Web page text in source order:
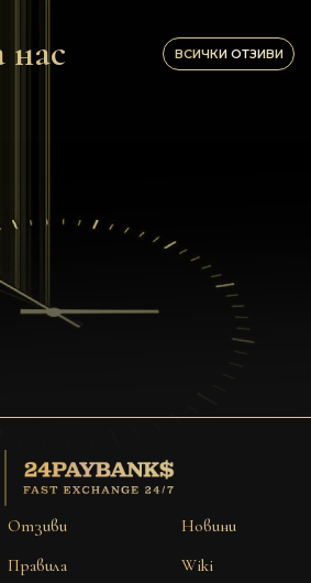
ВСИЧКИ ОТЗИВИ
Отзиви
Правила
Новини
Wiki